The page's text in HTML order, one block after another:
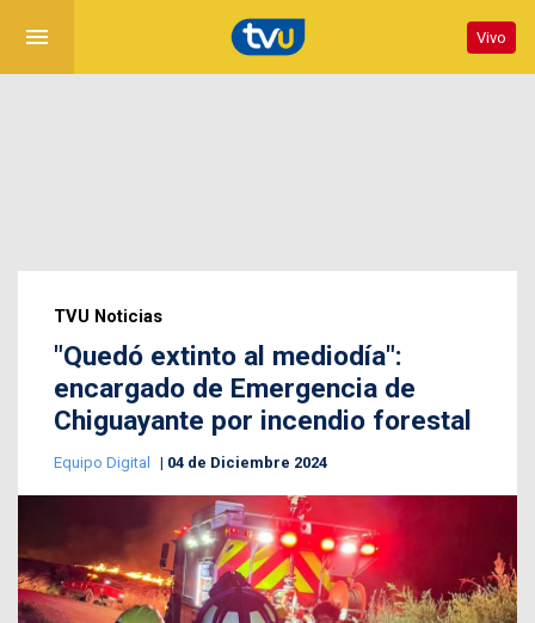
menu Vivo
TVU Noticias
"Quedó extinto al mediodía":
encargado de Emergencia de
Chiguayante por incendio forestal
Equipo Digital 04 de Diciembre 2024